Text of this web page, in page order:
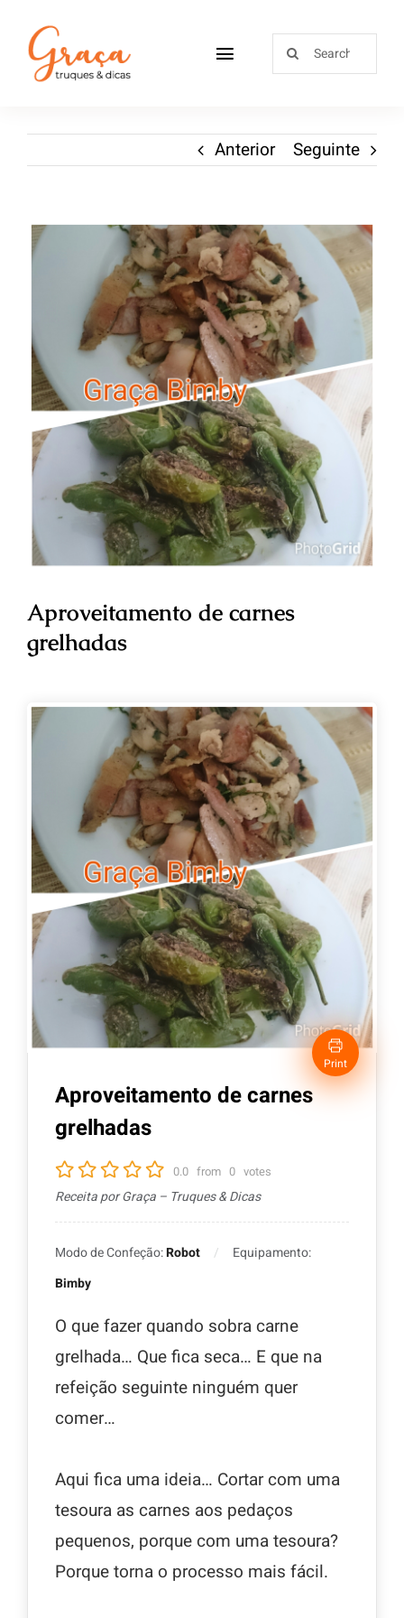
Receitas
Sobre
Contactos
Anterior Seguinte
Aproveitamento de carnes
grelhadas
Print
Aproveitamento de carnes
grelhadas
0.0 from 0 votes
Receita por Graça – Truques & Dicas
Modo de Confeção:Robot
Equipamento:
Bimby
O que fazer quando sobra carne
grelhada… Que fica seca… E que na
refeição seguinte ninguém quer
comer…
Aqui fica uma ideia… Cortar com uma
tesoura as carnes aos pedaços
pequenos, porque com uma tesoura?
Porque torna o processo mais fácil.